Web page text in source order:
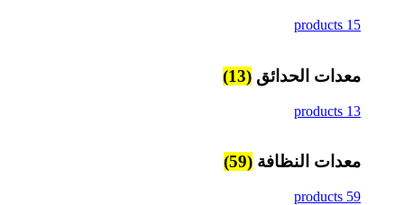
15 products
معدات الحدائق (13)
13 products
معدات النظافة (59)
59 products